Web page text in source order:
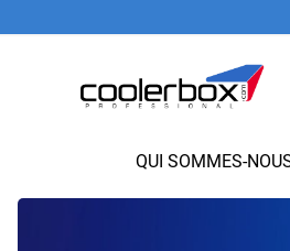
QUI SOMMES-